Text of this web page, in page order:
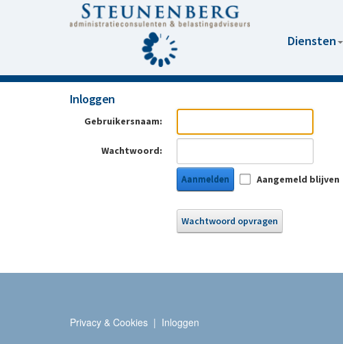
Diensten
Inloggen
Gebruikersnaam:
Wachtwoord:
Aanmelden Aangemeld blijven
Wachtwoord opvragen
Privacy & Cookies | Inloggen